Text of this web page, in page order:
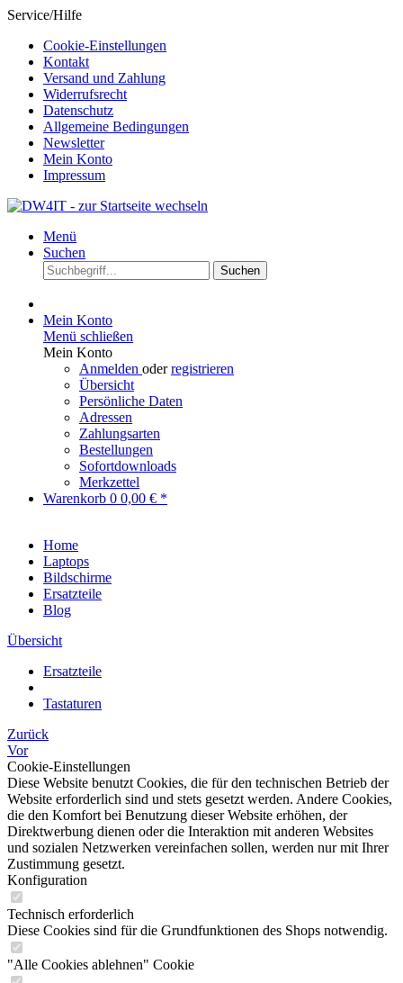
Service/Hilfe
Cookie-Einstellungen
Kontakt
Versand und Zahlung
Widerrufsrecht
Datenschutz
Allgemeine Bedingungen
Newsletter
Mein Konto
Impressum
Menü
Suchen
Suchen
Mein Konto
Menü schließen
Mein Konto
Anmelden oderregistrieren
Übersicht
Persönliche Daten
Adressen
Zahlungsarten
Bestellungen
Sofortdownloads
Merkzettel
Warenkorb 0 0,00 € *
Home
Laptops
Bildschirme
Ersatzteile
Blog
Übersicht
Ersatzteile
Tastaturen
Zurück
Vor
Cookie-Einstellungen
Diese Website benutzt Cookies, die für den technischen Betrieb der
Website erforderlich sind und stets gesetzt werden. Andere Cookies,
die den Komfort bei Benutzung dieser Website erhöhen, der
Direktwerbung dienen oder die Interaktion mit anderen Websites
und sozialen Netzwerken vereinfachen sollen, werden nur mit Ihrer
Zustimmung gesetzt.
Konfiguration
Technisch erforderlich
Diese Cookies sind für die Grundfunktionen des Shops notwendig.
"Alle Cookies ablehnen" Cookie